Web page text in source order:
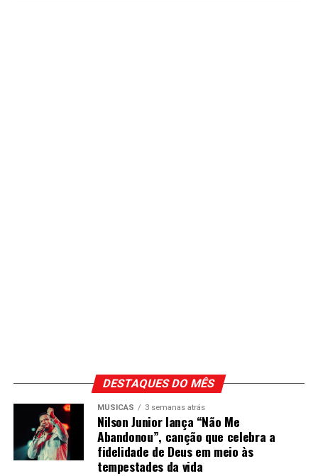
DESTAQUES DO MÊS
MÚSICAS 3 semanas atrás
Nilson Junior lança “Não Me
Abandonou”, canção que celebra a
fidelidade de Deus em meio às
tempestades da vida